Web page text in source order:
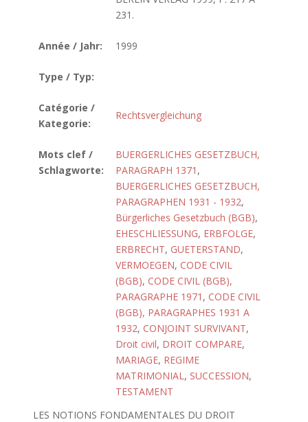
231.
Année / Jahr: 1999
Type / Typ:
Catégorie /
Kategorie:
Rechtsvergleichung
Mots clef /
Schlagworte:
BUERGERLICHES GESETZBUCH,
PARAGRAPH 1371 ,
BUERGERLICHES GESETZBUCH,
PARAGRAPHEN 1931 - 1932,
Bürgerliches Gesetzbuch (BGB),
EHESCHLIESSUNG, ERBFOLGE,
ERBRECHT, GUETERSTAND,
VERMOEGEN, CODE CIVIL
(BGB), CODE CIVIL (BGB),
PARAGRAPHE 1971 , CODE CIVIL
(BGB), PARAGRAPHES 1931 A
1932, CONJOINT SURVIVANT,
Droit civil, DROIT COMPARE,
MARIAGE, REGIME
MATRIMONIAL, SUCCESSION,
TESTAMENT
LES NOTIONS FONDAMENTALES DU DROIT